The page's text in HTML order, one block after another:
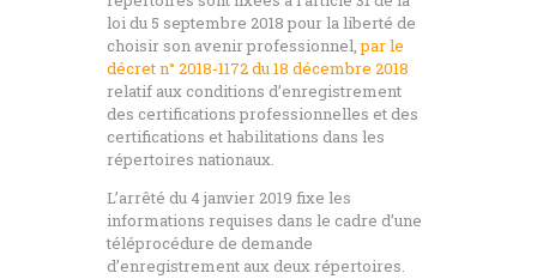
loi du 5 septembre 2018 pour la liberté de
choisir son avenir professionnel,par le
décret n° 2018-1172 du 18 décembre 2018
relatif aux conditions d’enregistrement
des certifications professionnelles et des
certifications et habilitations dans les
répertoires nationaux.
L’arrêté du 4 janvier 2019 fixe les
informations requises dans le cadre d’une
téléprocédure de demande
d’enregistrement aux deux répertoires.